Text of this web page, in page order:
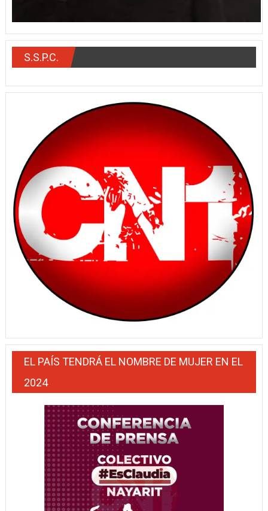
S.S.P.C.
EL PAÍS TENDRÁ EL NOMBRE DE MUJER EN EL
2024